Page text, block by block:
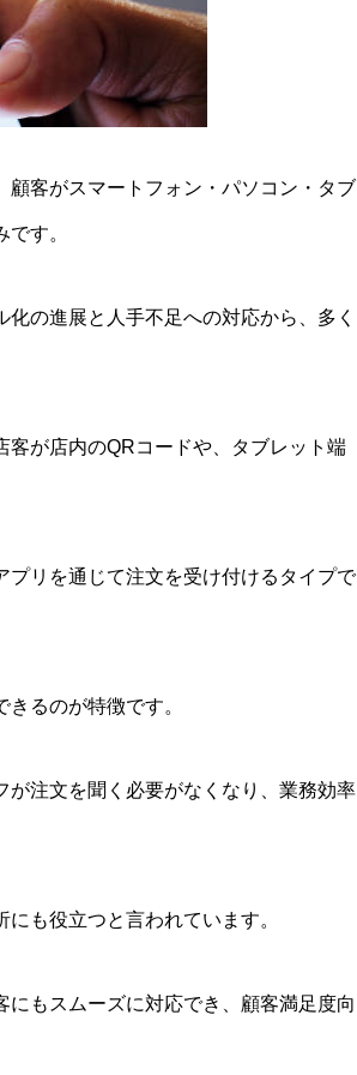
客がスマートフォン・パソコン・タブ
す。
の進展と人手不足への対応から、多く
客が店内のQRコードや、タブレット端
プリを通じて注文を受け付けるタイプで
るのが特徴です。
注文を聞く必要がなくなり、業務効率
も役立つと言われています。
もスムーズに対応でき、顧客満足度向